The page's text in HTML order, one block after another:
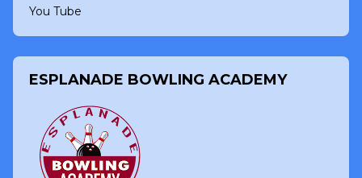
You Tube
ESPLANADE BOWLING ACADEMY